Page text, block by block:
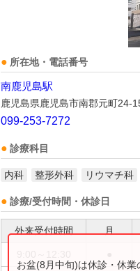
所在地・電話番号
南鹿児島駅
鹿児島県鹿児島市南郡元町24-
099-253-7272
診療科目
内科 整形外科 リウマチ科
診療/受付時間・休診日
外来受付時間 月
お盆(8月中旬)は休診・休業